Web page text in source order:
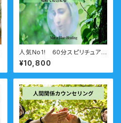
人気No1! 60分スピリチュアル
カウンセリング 前世・未来透
視・オーラ・守護霊
¥10,800